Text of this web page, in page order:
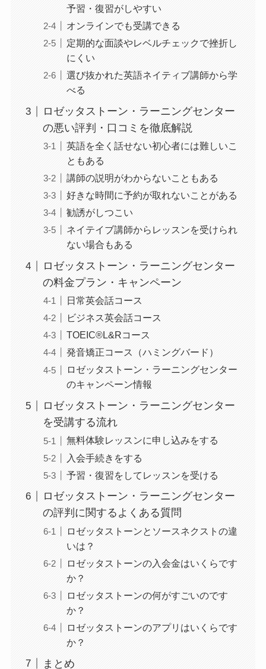
予習・復習がしやすい
オンラインでも受講できる
定期的な面談やレベルチェックで挫折し
にくい
選び抜かれた英語ネイティブ講師から学
べる
ロゼッタストーン・ラーニングセンター
の悪い評判・口コミを徹底解説
英語を全く話せない初心者には難しいこ
ともある
講師の説明がわからないこともある
好きな時間に予約が取れないことがある
勧誘がしつこい
ネイテイブ講師からレッスンを受けられ
ない場合もある
ロゼッタストーン・ラーニングセンター
の料金プラン・キャンペーン
日常英会話コース
ビジネス英会話コース
TOEIC®L&Rコース
発音矯正コース（ハミングバード）
ロゼッタストーン・ラーニングセンター
のキャンペーン情報
ロゼッタストーン・ラーニングセンター
を受講する流れ
無料体験レッスンに申し込みをする
入会手続きをする
予習・復習をしてレッスンを受ける
ロゼッタストーン・ラーニングセンター
の評判に関するよくある質問
ロゼッタストーンとソースネクストの違
いは？
ロゼッタストーンの入会金はいくらです
か？
ロゼッタストーンの何がすごいのです
か？
ロゼッタストーンのアプリはいくらです
か？
まとめ